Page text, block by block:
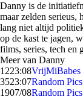
Danny is de
maar zelden serieus,
lang niet altijd
op de kast te jagen,
films, series, tech en
Meer van Danny
1223:08VrijMiBabes
3523:07Random
1907/08Random